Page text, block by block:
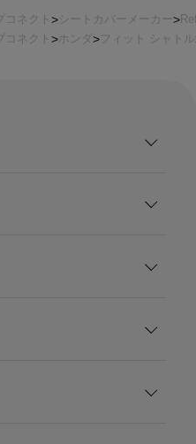
ネクト シートカバーメーカー
ネクト
ホンダ フィット シャトル